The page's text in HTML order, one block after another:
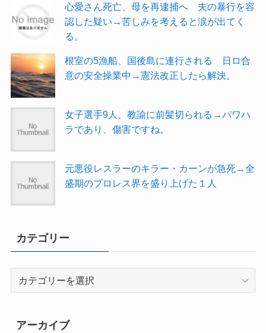
心愛さん死亡、母を再逮捕へ 夫の暴行を容
認した疑い→苦しみを考えると涙が出てく
る。
根室の5漁船、国後島に連行される 日ロ合
意の安全操業中→憲法改正したら解決。
女子選手9人、教諭に前髪切られる→パワハ
ラであり、傷害ですね。
元悪役レスラーのキラー・カーンが急死→全
盛期のプロレス界を盛り上げた１人
カテゴリー
リ
アーカイブ